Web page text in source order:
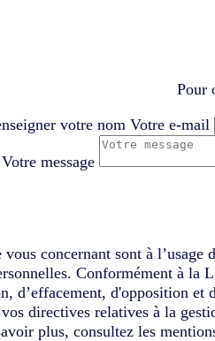
Pour
votre nom Votre e-mail
Votre message
concernant sont à
Conformément à la
d’effacement, d'opposition
directives relatives à la
plus, consultez les